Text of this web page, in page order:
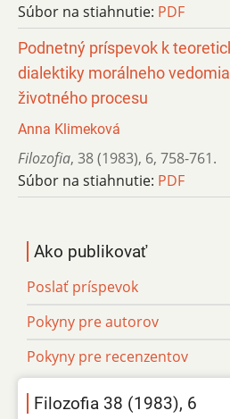
Súbor na stiahnutie: PDF
Podnetný príspevok k
dialektiky morálneho
životného procesu
Anna Klimeková
Filozofia, 38 (1983), 6, 758-761.
Súbor na stiahnutie: PDF
Ako publikovať
Poslať príspevok
Pokyny pre autorov
Pokyny pre recenzentov
Filozofia 38 (1983), 6